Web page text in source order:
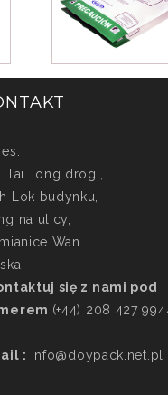
Tai Tong drogi,
Lok budynku,
na ulicy,
Wan
się z nami pod
(+44) 208 427
: info@doypack.net.pl